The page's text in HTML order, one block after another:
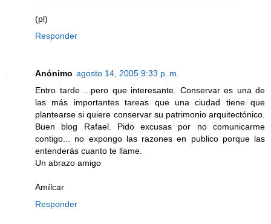
(pl)
Responder
Anónimo agosto 14, 2005 9:33 p. m.
Entro tarde ...pero que interesante. Conservar es una de
las más importantes tareas que una ciudad tiene que
plantearse si quiere conservar su patrimonio arquitectónico.
Buen blog Rafael. Pido excusas por no comunicarme
contigo... no expongo las razones en publico porque las
entenderás cuanto te llame.
Un abrazo amigo
Amílcar
Responder